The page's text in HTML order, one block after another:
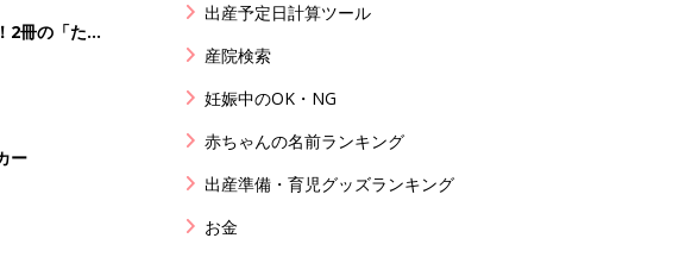
出産予定日計算ツール
産院検索
妊娠中のOK・NG
赤ちゃんの名前ランキング
出産準備・育児グッズランキング
お金